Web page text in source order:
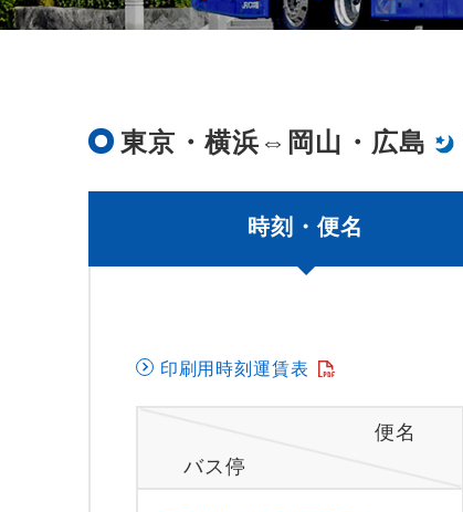
東京・横浜⇔岡山・広島
時刻・便名
印刷用時刻運賃表
便名
バス停